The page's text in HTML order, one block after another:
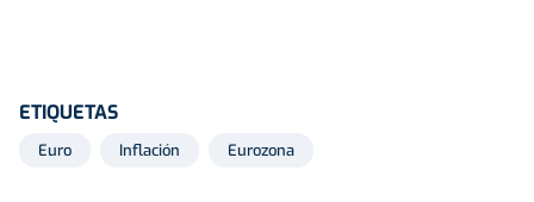
ETIQUETAS
Euro Inflación Eurozona